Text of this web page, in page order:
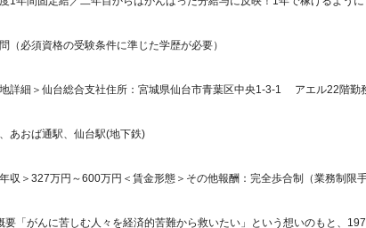
（必須資格の受験条件に準じた学歴が必要）
詳細＞仙台総合支社住所：宮城県仙台市青葉区中央1-3-1 アエル22階勤
あおば通駅、仙台駅(地下鉄)
収＞327万円～600万円＜賃金形態＞その他報酬：完全歩合制（業務制限
要「がんに苦しむ人々を経済的苦難から救いたい」という想いのもと、